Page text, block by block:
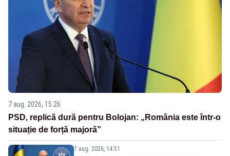
7 aug. 2026, 15:26
PSD, replică dură pentru Bolojan: „România este într-o
situație de forță majoră”
7 aug. 2026, 14:51